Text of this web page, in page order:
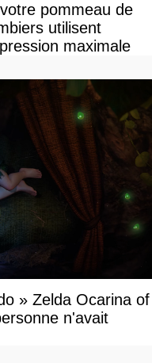
pommeau de
utilisent
maximale
» Zelda Ocarina of
n'avait